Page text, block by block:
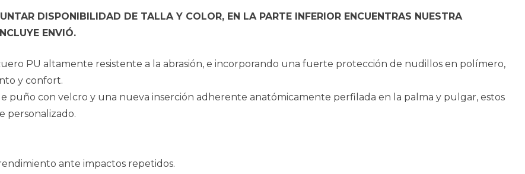
DISPONIBILIDAD DE TALLA Y COLOR, EN LA PARTE INFERIOR ENCUENTRAS NUESTRA
ENVIÓ.
PU altamente resistente a la abrasión, e incorporando una fuerte protección de nudillos en polímero,
y confort.
puño con velcro y una nueva inserción adherente anatómicamente perfilada en la palma y pulgar, estos
personalizado.
ante impactos repetidos.